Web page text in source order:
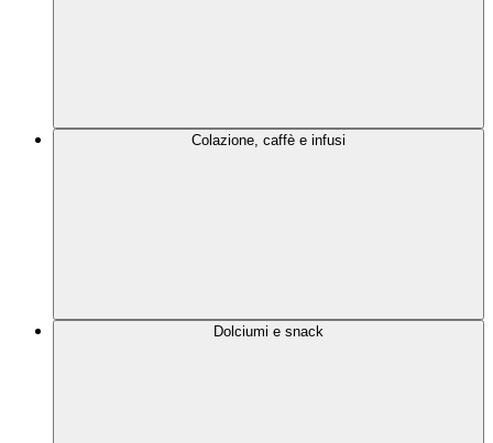
Colazione, caffè e infusi
Dolciumi e snack